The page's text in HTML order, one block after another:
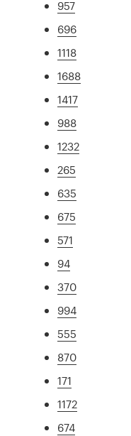
957
696
1118
1688
1417
988
1232
265
635
675
571
94
370
994
555
870
171
1172
674